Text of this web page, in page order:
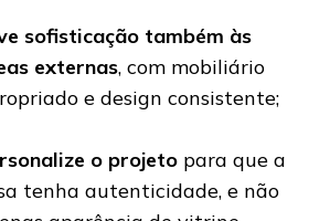
sofisticação também às
externas, com mobiliário
e design consistente;
o projeto para que a
tenha autenticidade, e não